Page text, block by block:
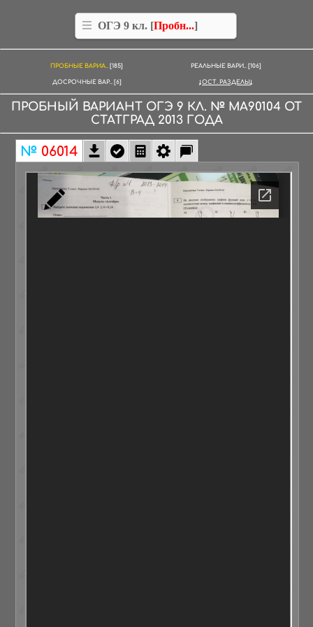
ОГЭ 9 кл. [Пробн...]
ПРОБНЫЕ ВАРИА.. [185] РЕАЛЬНЫЕ ВАРИ.. [106]
ДОСРОЧНЫЕ ВАР.. [6] ОСТ. РАЗДЕЛЫ
ПРОБНЫЙ ВАРИАНТ ОГЭ 9 КЛ. № MA90104 ОТ
СТАТГРАД 2013ГОДА
№ 06014